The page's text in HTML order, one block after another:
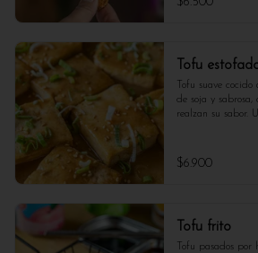
Tofu
Tofu suave
de soja y sabrosa,
realzan su sabor.
$6.900
Tofu frito
Tofu pasados